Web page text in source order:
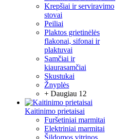
Krepšiai ir serviravimo
stovai
Peiliai
Plaktos grietinėlės
flakonai, sifonai ir
plaktuvai
Samčiai ir
kiaurasamčiai
Skustukai
Žnyplės
+ Daugiau 12
Kaitinimo prietaisai
Furšetiniai marmitai
Elektriniai marmitai
Šildomos vitrinos